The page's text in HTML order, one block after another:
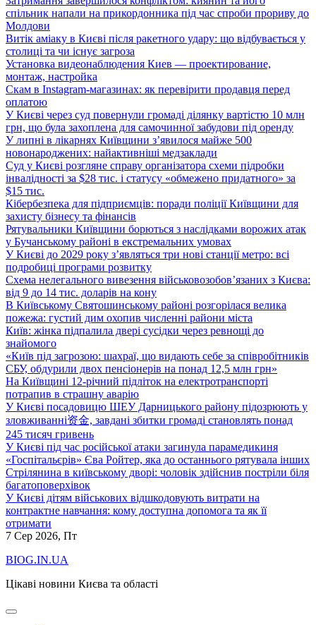
спільник напали на прикордонника під час спроби прориву до
Молдови
Витік аміаку в Києві після ракетного удару: що відбувається у
столиці та чи існує загроза
Установка видеонаблюдения Киев — проектирование,
монтаж, настройка
Скам в Instagram-магазинах: як перевірити продавця перед
оплатою
У Києві через суд повернули громаді ділянку вартістю 10 млн
грн, що була захоплена для самочинної забудови під оренду
У липні в лікарнях Київщини з’явилося майже 500
новонароджених: найактивніші медзаклади
Суд у Києві розгляне справу організатора схеми підробки
інвалідності за $28 тис. і статусу «обмежено придатного» за
$15 тис.
Кібербезпека для підприємців: поради поліції Київщини для
захисту бізнесу та фінансів
Рятувальники Київщини борються з наслідками ворожих атак
у Бучанському районі в екстремальних умовах
У Києві до 2029 року з’являться три нові станції метро: всі
подробиці програми розвитку
Схема нелегального вивезення військовозобов’язаних з Києва:
від 9 до 14 тис. доларів на кону
В Київському Святошинському районі розгорілася велика
пожежа: густий дим охопив численні райони міста
Київ: жінка підпалила двері сусідки через ревнощі до
знайомого
«Київ під загрозою: шахраї, що видають себе за співробітників
СБУ, обдурили двох пенсіонерів на понад 12,5 млн грн»
На Київщині 12-річний підліток на електротранспорті
потрапив в страшну аварію
У Києві посадовицю ШЕУ Дарницького району підозрюють у
зловживанні资金, завдані збитки громаді становлять понад
245 тисяч гривень
У Києві під час російської атаки загинула парамедикиня
«Госпітальєрів» Єва Ройтер, яка до останнього рятувала інших
Стрілянина в київському дворі: чоловік здійснив постріли біля
багатоповерхівок
У Києві дітям військових відшкодовують витрати на
контрактне навчання: кому доступна допомога та як її
отримати
7 Сер 2026, Пт
BIOG.IN.UA
Цікаві новини Києва та області